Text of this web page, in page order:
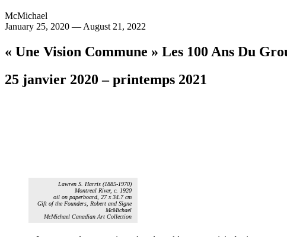
McMichael
January 25, 2020 — August 21, 2022
« Une Vision Commune » Les 100 Ans Du
25 janvier 2020 – printemps 2021
Lawren S. Harris (1885-1970)
Montreal River, c. 1920
oil on paperboard, 27 x 34.7 cm
Gift of the Founders, Robert and Signe
McMichael
McMichael Canadian Art Collection